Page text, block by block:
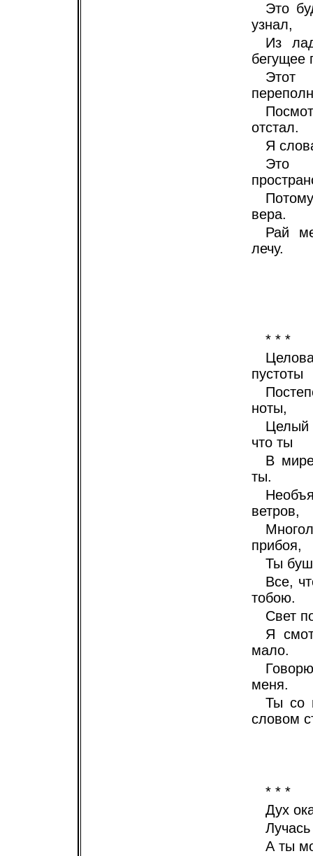
Это
узнал,
Из
бегущее
Этот
отстал.
Я
Это
вера.
Рай
лечу.
* * *
пустоты
ноты,
Целый
что ты
В
ты.
ветров,
прибоя,
Ты
Все,
тобою.
Свет
Я
мало.
меня.
Ты со
словом
* * *
Дух
А ты